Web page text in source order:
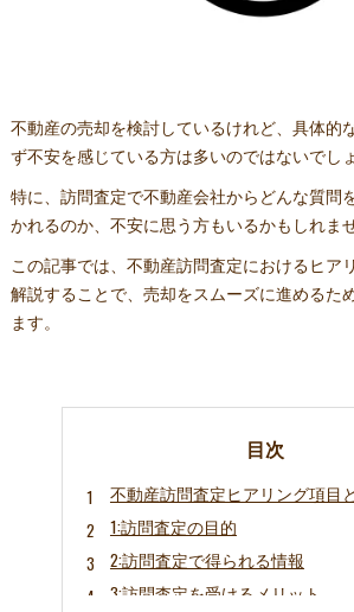
不動産の売却を検討しているけれど、具体的
ず不安を感じている方は多いのではないでしょ
特に、訪問査定で不動産会社からどんな質問
かれるのか、不安に思う方もいるかもしれませ
この記事では、不動産訪問査定におけるヒア
解説することで、売却をスムーズに進めるた
ます。
目次
不動産訪問査定ヒアリング項目
1:訪問査定の目的
2:訪問査定で得られる情報
3:訪問査定を受けるメリット